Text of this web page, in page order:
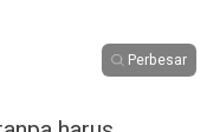
Perbesar